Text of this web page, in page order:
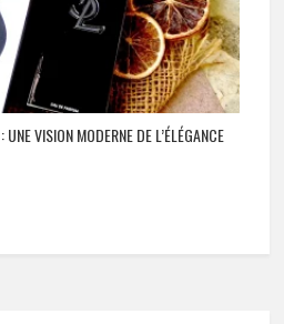
VISION MODERNE DE L’ÉLÉGANCE